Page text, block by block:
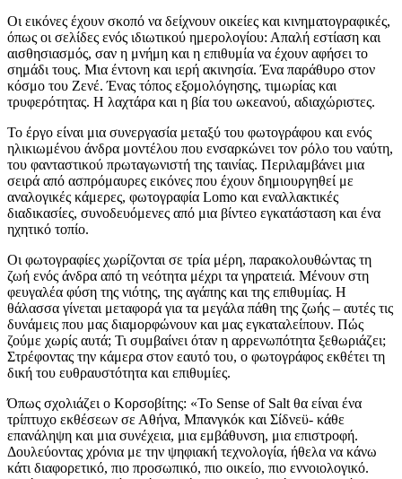
Οι εικόνες έχουν σκοπό να δείχνουν οικείες και κινηματογραφικές,
όπως οι σελίδες ενός ιδιωτικού ημερολογίου: Απαλή εστίαση και
αισθησιασμός, σαν η μνήμη και η επιθυμία να έχουν αφήσει το
σημάδι τους. Μια έντονη και ιερή ακινησία. Ένα παράθυρο στον
κόσμο του Ζενέ. Ένας τόπος εξομολόγησης, τιμωρίας και
τρυφερότητας. Η λαχτάρα και η βία του ωκεανού, αδιαχώριστες.
Το έργο είναι μια συνεργασία μεταξύ του φωτογράφου και ενός
ηλικιωμένου άνδρα μοντέλου που ενσαρκώνει τον ρόλο του ναύτη,
του φανταστικού πρωταγωνιστή της ταινίας. Περιλαμβάνει μια
σειρά από ασπρόμαυρες εικόνες που έχουν δημιουργηθεί με
αναλογικές κάμερες, φωτογραφία Lomo και εναλλακτικές
διαδικασίες, συνοδευόμενες από μια βίντεο εγκατάσταση και ένα
ηχητικό τοπίο.
Οι φωτογραφίες χωρίζονται σε τρία μέρη, παρακολουθώντας τη
ζωή ενός άνδρα από τη νεότητα μέχρι τα γηρατειά. Μένουν στη
φευγαλέα φύση της νιότης, της αγάπης και της επιθυμίας. Η
θάλασσα γίνεται μεταφορά για τα μεγάλα πάθη της ζωής – αυτές τις
δυνάμεις που μας διαμορφώνουν και μας εγκαταλείπουν. Πώς
ζούμε χωρίς αυτά; Τι συμβαίνει όταν η αρρενωπότητα ξεθωριάζει;
Στρέφοντας την κάμερα στον εαυτό του, ο φωτογράφος εκθέτει τη
δική του ευθραυστότητα και επιθυμίες.
Όπως σχολιάζει ο Κορσοβίτης: «Το Sense of Salt θα είναι ένα
τρίπτυχο εκθέσεων σε Αθήνα, Μπανγκόκ και Σίδνεϋ- κάθε
επανάληψη και μια συνέχεια, μια εμβάθυνση, μια επιστροφή.
Δουλεύοντας χρόνια με την ψηφιακή τεχνολογία, ήθελα να κάνω
κάτι διαφορετικό, πιο προσωπικό, πιο οικείο, πιο εννοιολογικό.